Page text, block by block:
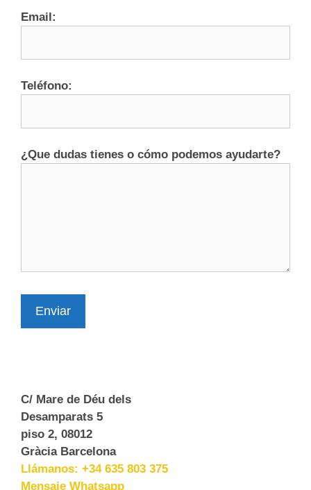
Email:
Teléfono:
¿Que dudas tienes o cómo podemos ayudarte?
Enviar
C/ Mare de Déu dels
Desamparats 5
piso 2, 08012
Gràcia Barcelona
Llámanos: +34 635 803 375
Mensaje Whatsapp